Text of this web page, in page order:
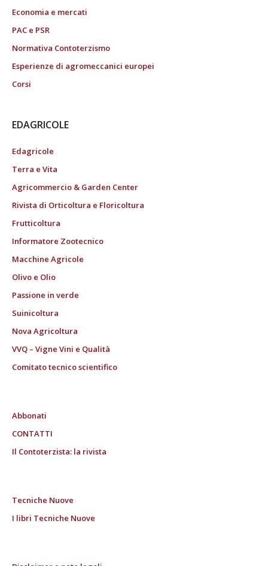
Economia e mercati
PAC e PSR
Normativa Contoterzismo
Esperienze di agromeccanici europei
Corsi
EDAGRICOLE
Edagricole
Terra e Vita
Agricommercio & Garden Center
Rivista di Orticoltura e Floricoltura
Frutticoltura
Informatore Zootecnico
Macchine Agricole
Olivo e Olio
Passione in verde
Suinicoltura
Nova Agricoltura
VVQ – Vigne Vini e Qualità
Comitato tecnico scientifico
Abbonati
CONTATTI
Il Contoterzista: la rivista
Tecniche Nuove
I libri Tecniche Nuove